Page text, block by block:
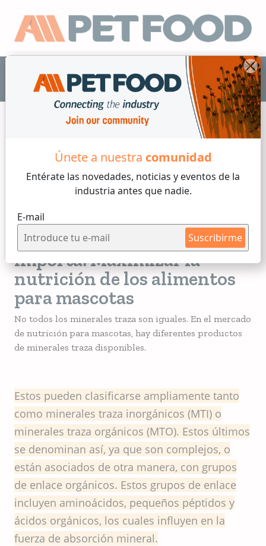
Únete a nuestra comunidad
Entérate las novedades, noticias y eventos de la
industria antes que nadie.
E-mail
Suscribirme
ES
Minerales
3 min de lectura
Martes, 17 de Agosto, 2021
La elección del mineral
importa: Maximizar la
nutrición de los alimentos
para mascotas
No todos los minerales traza son iguales. En el mercado
de nutrición para mascotas, hay diferentes productos
de minerales traza disponibles.
Estos pueden clasificarse ampliamente tanto
como minerales traza inorgánicos (MTI) o
minerales traza orgánicos (MTO). Estos últimos
se denominan así, ya que son complejos, o
están asociados de otra manera, con grupos
de enlace orgánicos. Estos grupos de enlace
incluyen aminoácidos, pequeños péptidos y
ácidos orgánicos, los cuales influyen en la
fuerza de absorción mineral.